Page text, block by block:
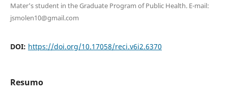
Mater's student in the Graduate Program of Public Health. E-mail:
jsmolen10@gmail.com
DOI: https://doi.org/10.17058/reci.v6i2.6370
Resumo